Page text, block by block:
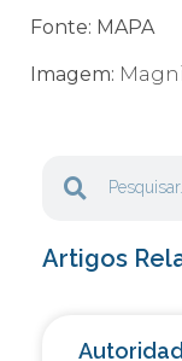
Fonte: MAPA
Imagem:
Artigos